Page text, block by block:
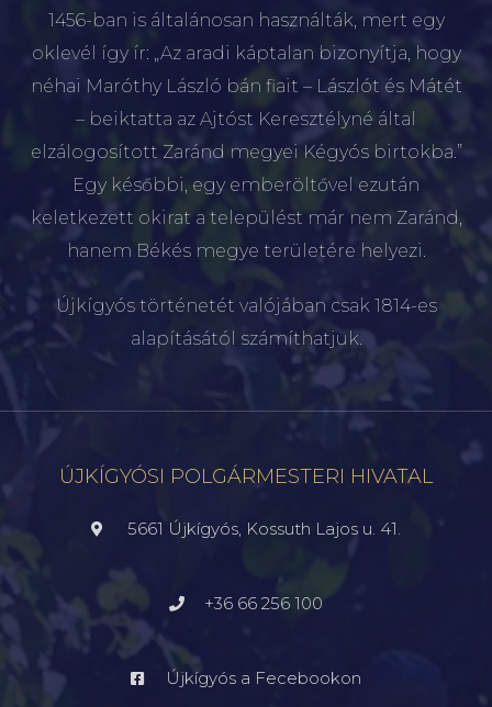
1456-ban is általánosan használták, mert egy
oklevél így ír: „Az aradi káptalan bizonyítja, hogy
néhai Maróthy László bán fiait – Lászlót és Mátét
– beiktatta az Ajtóst Keresztélyné által
elzálogosított Zaránd megyei Kégyós birtokba.”
Egy későbbi, egy emberöltővel ezután
keletkezett okirat a települést már nem Zaránd,
hanem Békés megye területére helyezi.
Újkígyós történetét valójában csak 1814-es
alapításától számíthatjuk.
ÚJKÍGYÓSI POLGÁRMESTERI HIVATAL
5661 Újkígyós, Kossuth Lajos u. 41.
+36 66 256 100
Újkígyós a Fecebookon